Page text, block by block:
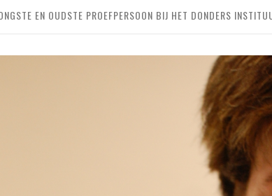
EN OUDSTE PROEFPERSOON BIJ HET DONDERS